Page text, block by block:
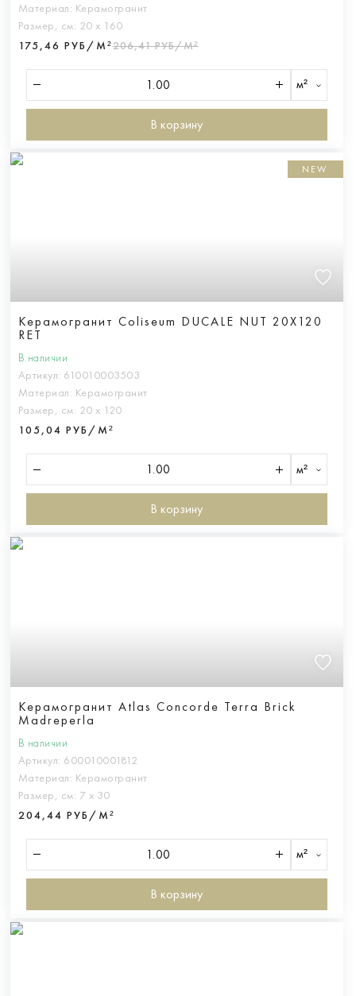
Материал: Керамогранит
Размер, см: 20 х 160
175,46 РУБ/М²206,41 РУБ/М²
м²
В корзину
NEW
Керамогранит Coliseum DUCALE NUT 20X120
RET
В наличии
Артикул: 610010003503
Материал: Керамогранит
Размер, см: 20 х 120
105,04 РУБ/М²
м²
В корзину
Керамогранит Atlas Concorde Terra Brick
Madreperla
В наличии
Артикул: 600010001812
Материал: Керамогранит
Размер, см: 7 х 30
204,44 РУБ/М²
м²
В корзину